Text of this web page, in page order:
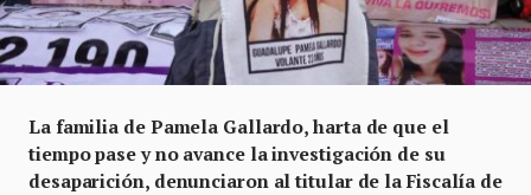
La familia de Pamela Gallardo, harta de que el
tiempo pase y no avance la investigación de su
desaparición, denunciaron al titular de la Fiscalía de